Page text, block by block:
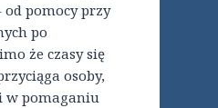
pomocy przy
po
że czasy się
osoby,
w pomaganiu